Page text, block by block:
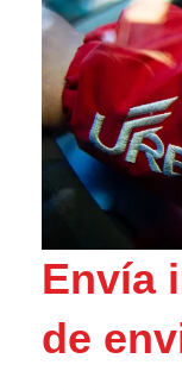
Envía
de